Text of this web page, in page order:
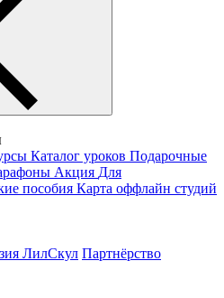
Каталог уроков Подарочные
Акция Для
пособия Карта оффлайн студий
ЛилСкул Партнёрство